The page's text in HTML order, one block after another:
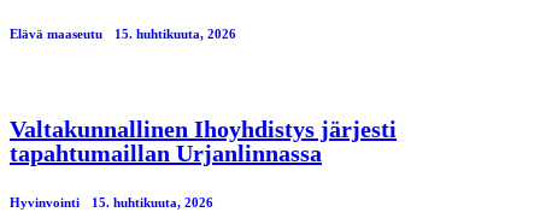
Elävä maaseutu 15. huhtikuuta, 2026
Valtakunnallinen Ihoyhdistys järjesti
tapahtumaillan Urjanlinnassa
Hyvinvointi 15. huhtikuuta, 2026